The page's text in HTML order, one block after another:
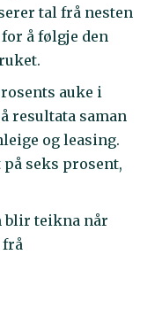
tal frå nesten
å følgje den
auke i
resultata saman
og leasing.
seks prosent,
blir teikna når
frå